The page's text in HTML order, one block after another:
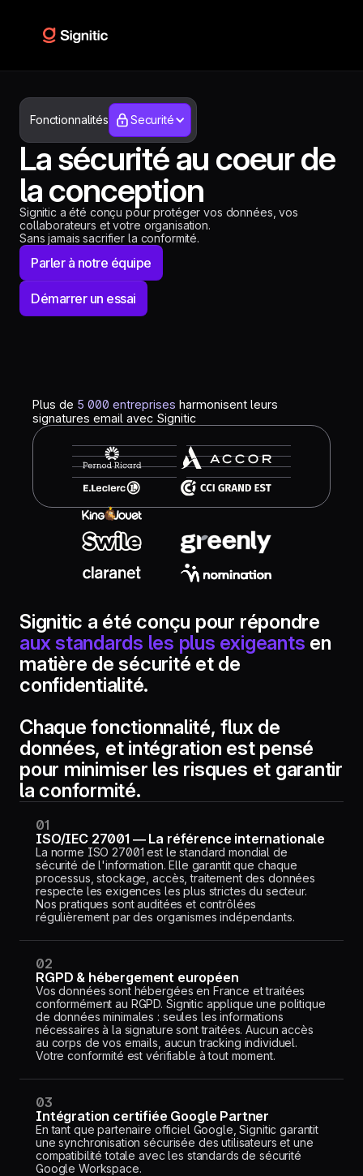
Fonctionnalités Securité
La sécurité au coeur de
la conception
Signitic a été conçu pour protéger vos données, vos
collaborateurs et votre organisation.
Sans jamais sacrifier la conformité.
Parler à notre équipe
Démarrer un essai
Plus de 5 000 entreprises harmonisent leurs
signatures email avec Signitic
Signitic a été conçu pour répondre
aux standards les plus exigeants en
matière de sécurité et de
confidentialité.
Chaque fonctionnalité, flux de
données, et intégration est pensé
pour minimiser les risques et garantir
la conformité.
01
ISO/IEC 27001 — La référence internationale
La norme ISO 27001 est le standard mondial de
sécurité de l'information. Elle garantit que chaque
processus, stockage, accès, traitement des données
respecte les exigences les plus strictes du secteur.
Nos pratiques sont auditées et contrôlées
régulièrement par des organismes indépendants.
02
RGPD & hébergement européen
Vos données sont hébergées en France et traitées
conformément au RGPD. Signitic applique une politique
de données minimales : seules les informations
nécessaires à la signature sont traitées. Aucun accès
au corps de vos emails, aucun tracking individuel.
Votre conformité est vérifiable à tout moment.
03
Intégration certifiée Google Partner
En tant que partenaire officiel Google, Signitic garantit
une synchronisation sécurisée des utilisateurs et une
compatibilité totale avec les standards de sécurité
Google Workspace.